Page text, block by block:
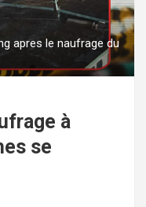
apres le naufrage du
à
se